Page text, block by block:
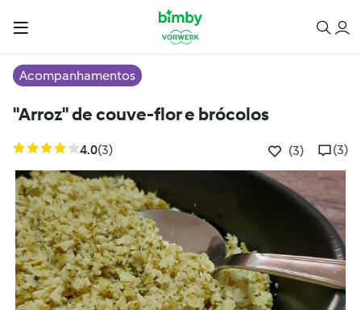
Acompanhamentos
"Arroz" de couve-flor e brócolos
4.0(3) (3) (3)